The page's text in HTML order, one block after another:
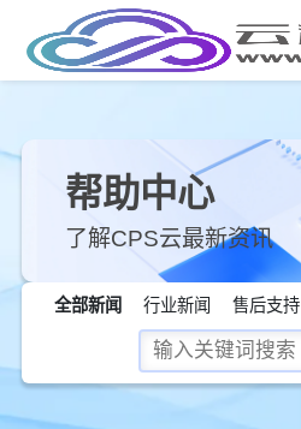
帮助中心
了解CPS云最新资讯
全部新闻 行业新闻 售后支持